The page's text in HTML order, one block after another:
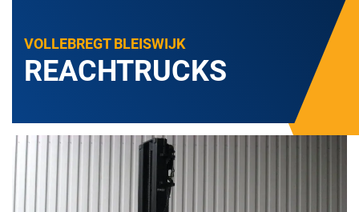
VOLLEBREGT BLEISWIJK
REACHTRUCKS